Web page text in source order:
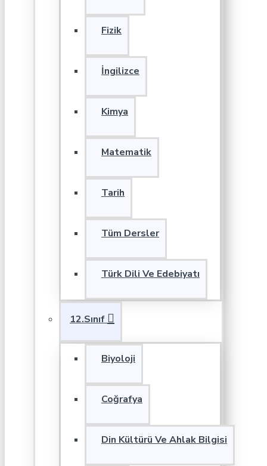
Fizik
İngilizce
Kimya
Matematik
Tarih
Tüm Dersler
Türk Dili Ve Edebiyatı
12.Sınıf
Biyoloji
Coğrafya
Din Kültürü Ve Ahlak Bilgisi